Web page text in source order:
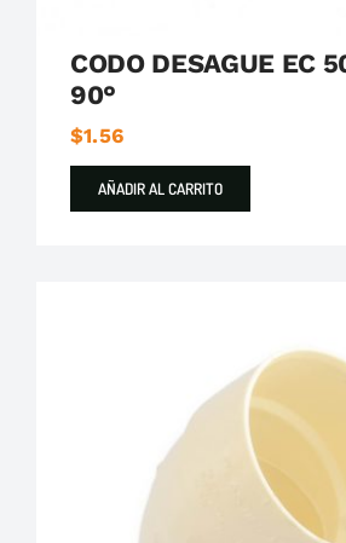
CODO DESAGUE EC
90°
$1.56
AÑADIR AL CARRITO
Plastigama Tuberías y Accesorios